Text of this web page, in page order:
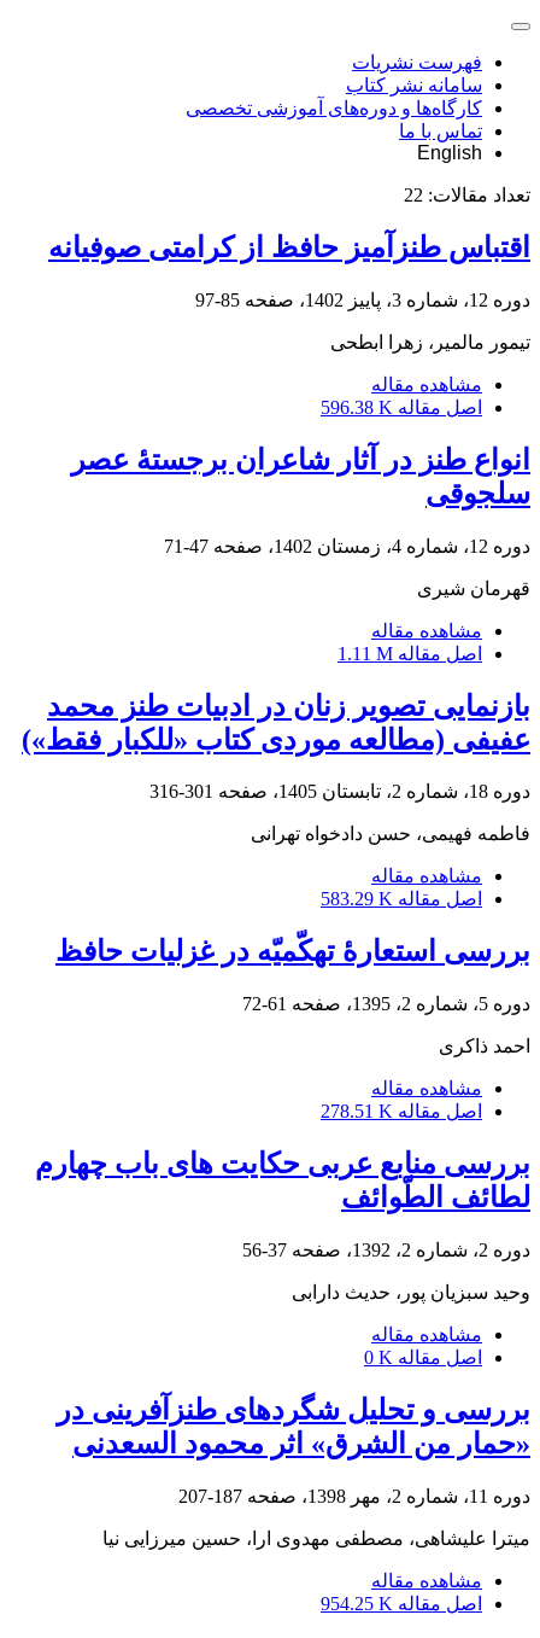
فهرست نشریات
سامانه نشر کتاب
کارگاه‌ها و دوره‌های آموزشی تخصصی
تماس با ما
English
تعداد مقالات: 22
اقتباس طنزآمیز حافظ از کرامتی صوفیانه
دوره 12، شماره 3، پاییز 1402، صفحه 85-97
تیمور مالمیر، زهرا ابطحی
مشاهده مقاله
اصل مقاله 596.38 K
انواع طنز در آثار شاعران برجستۀ عصر
سلجوقی
دوره 12، شماره 4، زمستان 1402، صفحه 47-71
قهرمان شیری
مشاهده مقاله
اصل مقاله 1.11 M
بازنمایی تصویر زنان در ادبیات طنز محمد
عفیفی (مطالعه موردی کتاب «للکبار فقط»)
دوره 18، شماره 2، تابستان 1405، صفحه 301-316
فاطمه فهیمی، حسن دادخواه تهرانی
مشاهده مقاله
اصل مقاله 583.29 K
بررسی استعارۀ تهکّمیّه در غزلیات حافظ
دوره 5، شماره 2، 1395، صفحه 61-72
احمد ذاکری
مشاهده مقاله
اصل مقاله 278.51 K
بررسی منابع عربی حکایت های باب چهارم
لطائف الطّوائف
دوره 2، شماره 2، 1392، صفحه 37-56
وحید سبزیان پور، حدیث دارابی
مشاهده مقاله
اصل مقاله 0 K
بررسی و تحلیل شگردهای طنزآفرینی در
«حمار من الشرق» اثر محمود السعدنی
دوره 11، شماره 2، مهر 1398، صفحه 187-207
میترا علیشاهی، مصطفی مهدوی ارا، حسین میرزایی نیا
مشاهده مقاله
اصل مقاله 954.25 K